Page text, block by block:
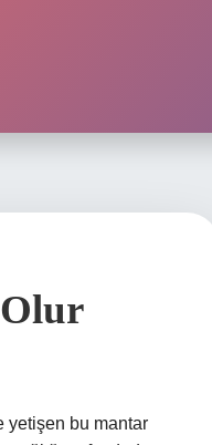
yetişen bu mantar